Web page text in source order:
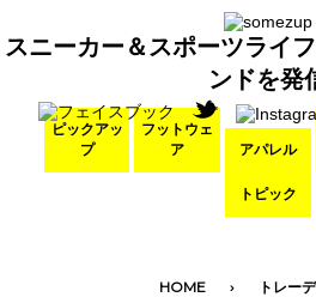
スニーカー＆スポーツライ
ンドを発
ピックアッ
プ
フットウェ
ア
アパレル
トピック
HOME トレー